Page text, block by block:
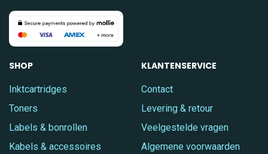
SHOP
Inktcartridges
Toners
Labels & bonrollen
Kabels & accessoires
KLANTENSERVICE
Contact
Levering & retour
Veelgestelde vragen
Algemene voorwaarden